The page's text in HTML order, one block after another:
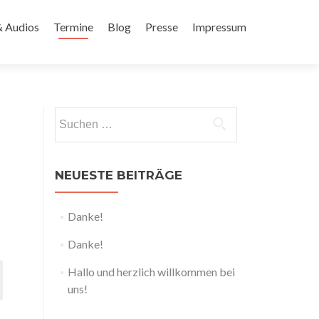
Audios Termine Blog Presse Impressum
nach:
NEUESTE BEITRÄGE
Danke!
Danke!
Hallo und herzlich willkommen bei
uns!